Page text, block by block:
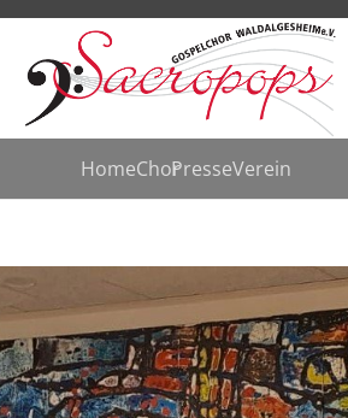
HomeChorPresseVerein